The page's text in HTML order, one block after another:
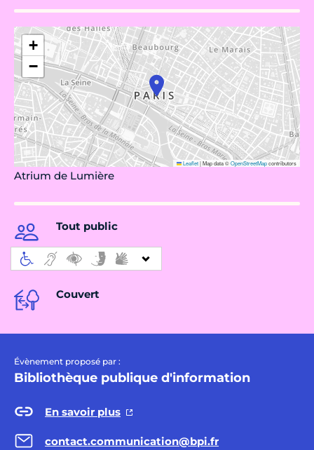
+
−
Leaflet|Map data ©OpenStreetMapcontributors
Atrium de Lumière
Tout public
Couvert
Évènement proposé par :
Bibliothèque publique d'information
En savoir plus
contact.communication@bpi.fr